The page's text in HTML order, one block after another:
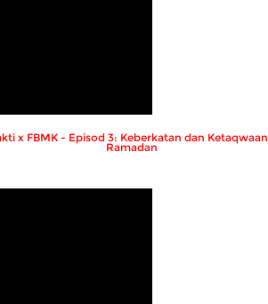
x FBMK - Episod 3: Keberkatan dan
Ramadan